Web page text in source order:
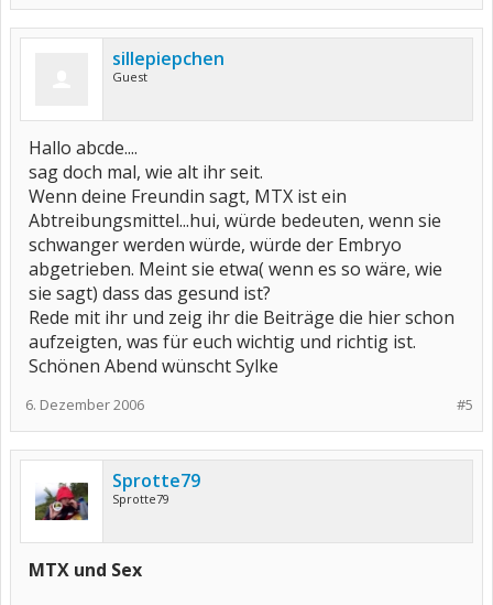
sillepiepchen
Guest
Hallo abcde....
sag doch mal, wie alt ihr seit.
Wenn deine Freundin sagt, MTX ist ein
Abtreibungsmittel...hui, würde bedeuten, wenn sie
schwanger werden würde, würde der Embryo
abgetrieben. Meint sie etwa( wenn es so wäre, wie
sie sagt) dass das gesund ist?
Rede mit ihr und zeig ihr die Beiträge die hier schon
aufzeigten, was für euch wichtig und richtig ist.
Schönen Abend wünscht Sylke
#5
6. Dezember 2006
Sprotte79
Sprotte79
MTX und Sex